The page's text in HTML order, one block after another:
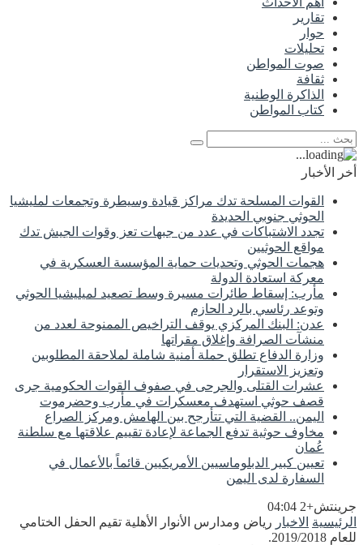
تقارير
حوار
تحليلات
صوت المواطن
ثقافة
الذاكرة الوطنية
كتاب المواطن
أخر الأخبار
القوات المسلحة تدك مراكز قيادة وسيطرة وتجمعات لمليشيا
الحوثي جنوبي الحديدة
تجدد الاشتباكات في عدد من جبهات تعز وقوات الجيش تدك
مواقع الحوثيين
هجمات الحوثي وتحديات حماية المؤسسة العسكرية في
معركة استعادة الدولة
مأرب: إسقاط طائرات مسيرة وسط تصعيد لميليشيا الحوثي
وتوعد رئاسي بالرد الحازم
عدن: البنك المركزي يوقف التراخيص الممنوحة لعدد من
منشآت الصرافة وإغلاق مقراتها
وزارة الدفاع تطلق حملة أمنية شاملة لملاحقة المطلوبين
وتعزيز الاستقرار
عشرات القتلى والجرحى في صفوف القوات الحكومية جرى
قصف حوثي استهدف معسكرات في مأرب وحضرموت
اليمن.. القضية التي تتأرجح بين الهامش ومركز الصراع
مخاوف حوثية تدفع الجماعة لإعادة تقييم علاقتها مع سلطنة
عُمان
تعيين كبير الدبلوماسيين الأمريكيين قائماً بالأعمال في
السفارة لدى اليمن
جرينتش+2 04:04
الرئيسية الاخبار رياض ومدارس الأنوار الأهلية تقيم الحفل الختامي
للعام 2019/2018.